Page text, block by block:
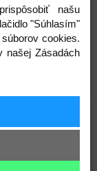
- 28 cm - 25
ks/bal
€
Na sklade
našu
"Súhlasím"
cookies.
našej Zásadách